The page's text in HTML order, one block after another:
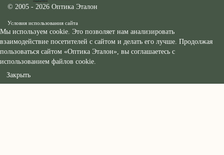
© 2005 - 2026 Оптика Эталон
Условия использования сайта
Мы используем cookie. Это позволяет нам анализировать
взаимодействие посетителей с сайтом и делать его лучше. Продолжая
пользоваться сайтом «Оптика Эталон», вы соглашаетесь с
использованием файлов cookie.
Закрыть